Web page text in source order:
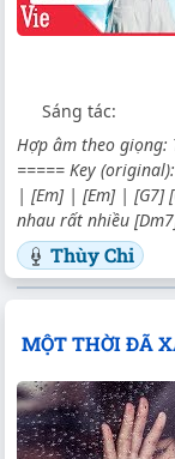
Sáng tác:
Hợp âm theo giọng:
===== Key
| [Em] | [Em] | [G7]
nhau rất nhiều
Thùy Chi
MỘT THỜI ĐÃ